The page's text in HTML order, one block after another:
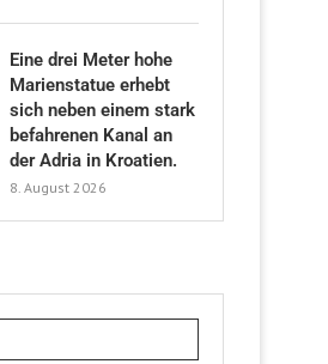
Eine drei Meter hohe
Marienstatue erhebt
sich neben einem stark
befahrenen Kanal an
der Adria in Kroatien.
8. August 2026